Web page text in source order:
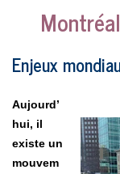
Enjeux
Aujourd’
hui, il
existe un
mouvem